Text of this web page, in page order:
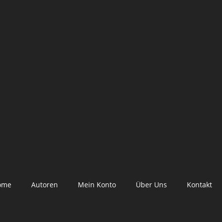
Autoren Mein Konto Über Uns Kontakt